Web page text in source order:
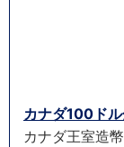
カナダ100ド
カナダ王室造